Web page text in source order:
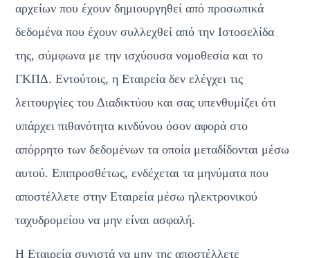
αρχείων που έχουν δημιουργηθεί από προσωπικά
δεδομένα που έχουν συλλεχθεί από την Ιστοσελίδα
της, σύμφωνα με την ισχύουσα νομοθεσία και το
ΓΚΠΔ. Εντούτοις, η Εταιρεία δεν ελέγχει τις
λειτουργίες του Διαδικτύου και σας υπενθυμίζει ότι
υπάρχει πιθανότητα κινδύνου όσον αφορά στο
απόρρητο των δεδομένων τα οποία μεταδίδονται μέσω
αυτού. Επιπροσθέτως, ενδέχεται τα μηνύματα που
αποστέλλετε στην Εταιρεία μέσω ηλεκτρονικού
ταχυδρομείου να μην είναι ασφαλή.
Η Εταιρεία συνιστά να μην της αποστέλλετε